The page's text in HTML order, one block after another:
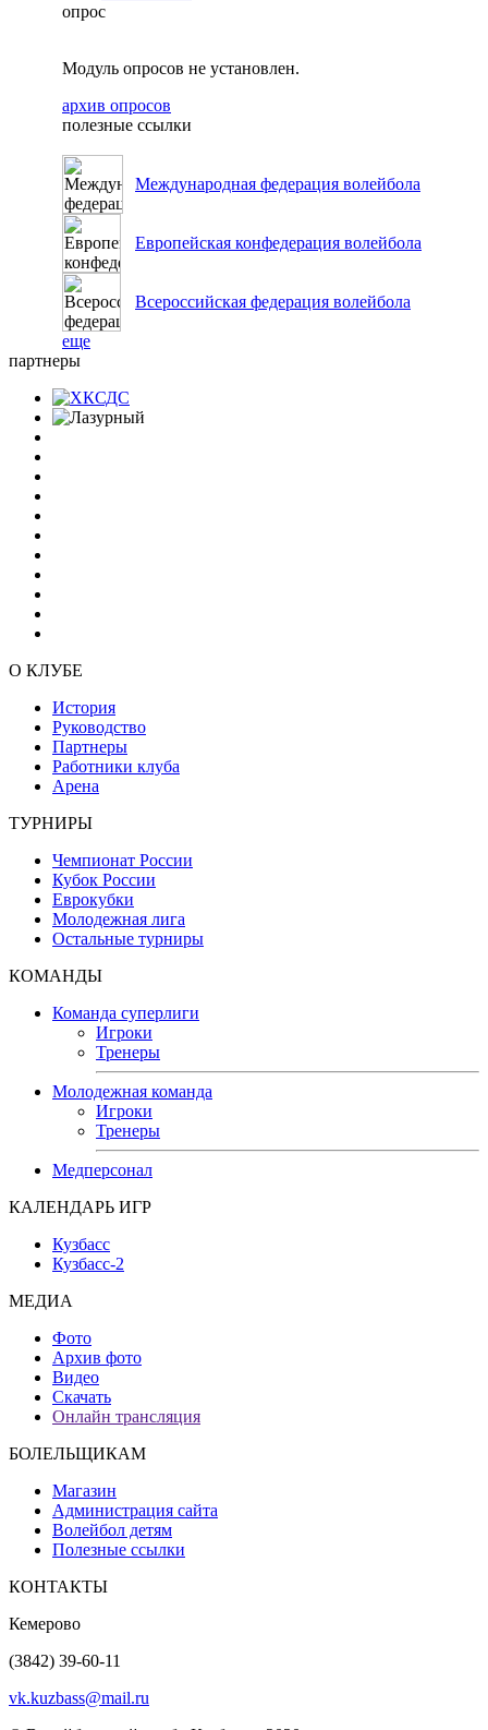
опрос
Модуль опросов не установлен.
архив опросов
полезные ссылки
Международная федерация волейбола
Европейская конфедерация волейбола
Всероссийская федерация волейбола
еще
партнеры
О КЛУБЕ
История
Руководство
Партнеры
Работники клуба
Арена
ТУРНИРЫ
Чемпионат России
Кубок России
Еврокубки
Молодежная лига
Остальные турниры
КОМАНДЫ
Команда суперлиги
Игроки
Тренеры
Молодежная команда
Игроки
Тренеры
Медперсонал
КАЛЕНДАРЬ ИГР
Кузбасс
Кузбасс-2
МЕДИА
Фото
Архив фото
Видео
Скачать
Онлайн трансляция
БОЛЕЛЬЩИКАМ
Магазин
Администрация сайта
Волейбол детям
Полезные ссылки
КОНТАКТЫ
Кемерово
(3842) 39-60-11
vk.kuzbass@mail.ru